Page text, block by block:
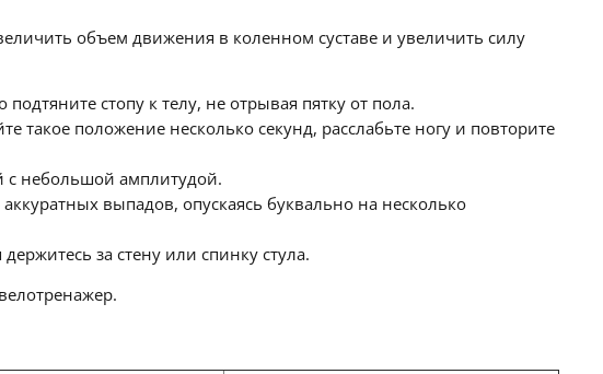
объем движения в коленном суставе и увеличить силу
стопу к телу, не отрывая пятку от пола.
положение несколько секунд, расслабьте ногу и повторите
с небольшой амплитудой.
выпадов, опускаясь буквально на несколько
за стену или спинку стула.